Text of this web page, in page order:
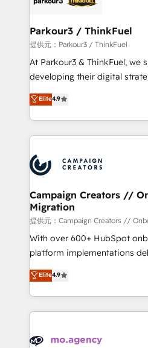
companies scale faster and smarter. 🔹
Demand generation for all your buyers
you invest in 100% of your
growth and positioning
transformation process A
implement HubSpot
record of business
approach has helped brands
Parkour3 / ThinkFuel
提供元：Parkour3 / ThinkFuel
At Parkour3 & ThinkFuel, we
developing their digital
technologies and automating
sales processes to generate
from Strategy to Operations.
onboarding and
extensive experience
and manufacturers since
empowering our clients and
autonomy. Get to grips with
guided implementation and
the CRM platform into your
you like support in
to your needs and sales
certifications, we are part of
services are offered in both
Elite4.9
Campaign Creators //
Migration
提供元：Campaign Creators //
With over 600+ HubSpot
platform implementations
Elite Solutions Partner for
migrate, replatform, and scale
in high-impact CRM and
onboarding from platforms
WordPress and legacy CRMs,
Elite4.9